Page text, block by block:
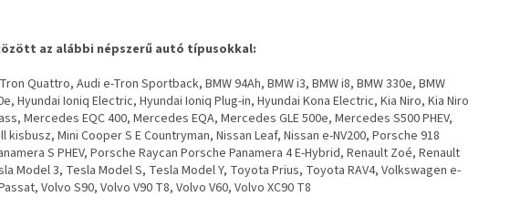
az alábbi népszerű autó típusokkal:
Quattro, Audi e-Tron Sportback, BMW 94Ah, BMW i3, BMW i8, BMW 330e, BMW
Hyundai Ioniq Electric, Hyundai Ioniq Plug-in, Hyundai Kona Electric, Kia Niro, Kia Niro
Mercedes EQC 400, Mercedes EQA, Mercedes GLE 500e, Mercedes S500 PHEV,
kisbusz, Mini Cooper S E Countryman, Nissan Leaf, Nissan e-NV200, Porsche 918
S PHEV, Porsche Raycan Porsche Panamera 4 E-Hybrid, Renault Zoé, Renault
Model 3, Tesla Model S, Tesla Model Y, Toyota Prius, Toyota RAV4, Volkswagen e-
Volvo S90, Volvo V90 T8, Volvo V60, Volvo XC90 T8